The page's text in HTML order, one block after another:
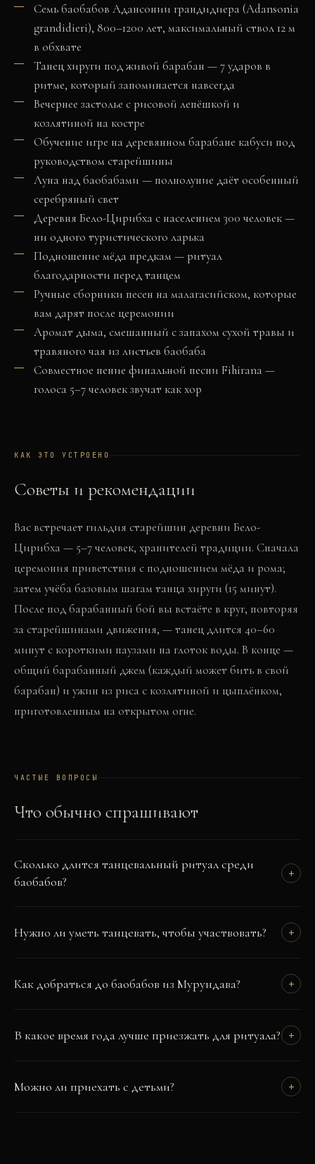
Семь баобабов Адансонии грандидиера (Adansonia
grandidieri), 800–1200 лет, максимальный ствол 12 м
в обхвате
Танец хируги под живой барабан — 7 ударов в
ритме, который запоминается навсегда
Вечернее застолье с рисовой лепёшкой и
козлятиной на костре
Обучение игре на деревянном барабане кабуси под
руководством старейшины
Луна над баобабами — полнолуние даёт особенный
серебряный свет
Деревня Бело-Цирибха с населением 300 человек —
ни одного туристического ларька
Подношение мёда предкам — ритуал
благодарности перед танцем
Ручные сборники песен на малагасийском, которые
вам дарят после церемонии
Аромат дыма, смешанный с запахом сухой травы и
травяного чая из листьев баобаба
Совместное пение финальной песни Fihirana —
голоса 5–7 человек звучат как хор
КАК ЭТО УСТРОЕНО
Советы и рекомендации
Вас встречает гильдия старейшин деревни Бело-
Цирибха — 5–7 человек, хранителей традиции. Сначала
церемония приветствия с подношением мёда и рома;
затем учёба базовым шагам танца хируги (15 минут).
После под барабанный бой вы встаёте в круг, повторяя
за старейшинами движения, — танец длится 40–60
минут с короткими паузами на глоток воды. В конце —
общий барабанный джем (каждый может бить в свой
барабан) и ужин из риса с козлятиной и цыплёнком,
приготовленным на открытом огне.
ЧАСТЫЕ ВОПРОСЫ
Что обычно спрашивают
Сколько длится танцевальный ритуал среди
баобабов?
+
Нужно ли уметь танцевать, чтобы участвовать? +
Как добраться до баобабов из Мурундава? +
В какое время года лучше приезжать для ритуала? +
Можно ли приехать с детьми? +